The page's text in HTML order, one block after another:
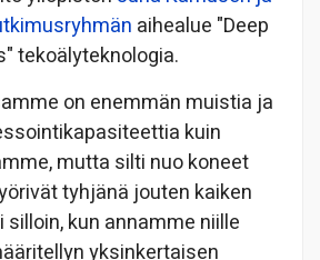
aihealue "Deep
tekoälyteknologia.
on enemmän muistia ja
kuin
mutta silti nuo koneet
tyhjänä jouten kaiken
kun annamme niille
yksinkertaisen